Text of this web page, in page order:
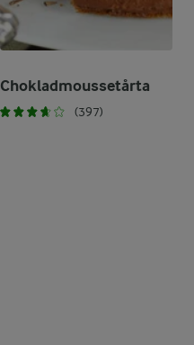
Chokladmoussetårta
(397)